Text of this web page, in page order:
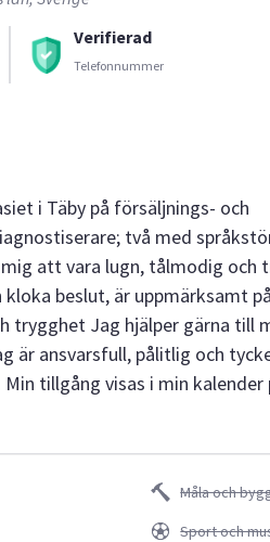
Verifierad
Telefonnummer
i Täby på försäljnings- och
två med
att vara lugn, tålmodig och
beslut, är uppmärksamt på
trygghet Jag hjälper gärna till
är ansvarsfull, pålitlig och
tillgång visas i min kalender
Måla och
Sport och